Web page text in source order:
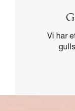
Vi har